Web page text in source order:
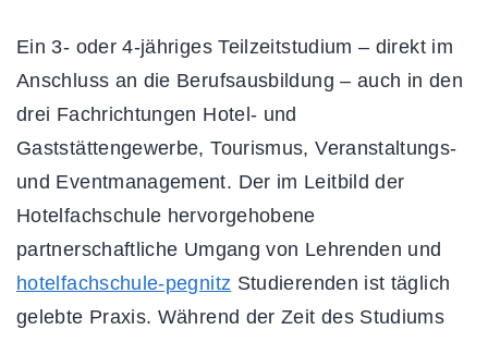
Ein 3- oder 4-jähriges Teilzeitstudium – direkt im
Anschluss an die Berufsausbildung – auch in den
drei Fachrichtungen Hotel- und
Gaststättengewerbe, Tourismus, Veranstaltungs-
und Eventmanagement. Der im Leitbild der
Hotelfachschule hervorgehobene
partnerschaftliche Umgang von Lehrenden und
hotelfachschule-pegnitz Studierenden ist täglich
gelebte Praxis. Während der Zeit des Studiums